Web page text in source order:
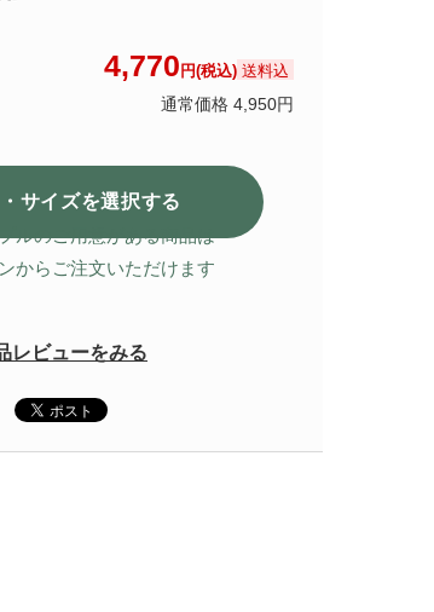
4,770 円(税込) 送料込
通常価格 4,950円
サイズを選択する
ルのご用意がある商品は
からご注文いただけます
レビューをみる